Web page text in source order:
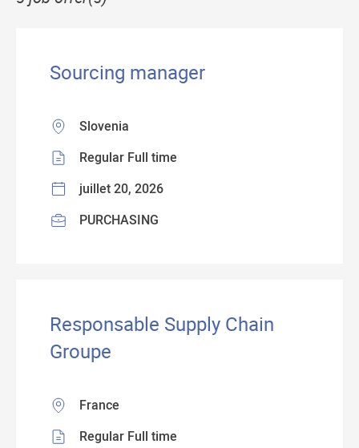
Sourcing manager
Slovenia
Regular Full time
juillet 20, 2026
PURCHASING
Responsable Supply Chain
Groupe
France
Regular Full time